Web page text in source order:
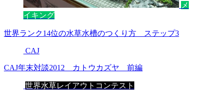
メ
イキング
世界ランク14位の水草水槽のつくり方 ステップ3
CAJ
CAJ年末対談2012 カトウカズヤ 前編
世界水草レイアウトコンテスト